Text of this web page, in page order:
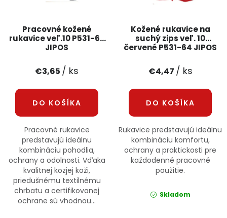
Pracovné kožené
rukavice veľ.10 P531-67
JIPOS
€3,65 / ks
DO KOŠÍKA
Pracovné rukavice
predstavujú ideálnu
kombináciu pohodlia,
ochrany a odolnosti. Vďaka
kvalitnej kozjej koži,
priedušnému textilnému
chrbatu a certifikovanej
ochrane sú vhodnou...
Kožené rukavice na
suchý zips veľ. 10
červené P531-64 JIPOS
€4,47 / ks
DO KOŠÍKA
Rukavice predstavujú ideálnu
kombináciu komfortu,
ochrany a praktickosti pre
každodenné pracovné
použitie.
Skladom